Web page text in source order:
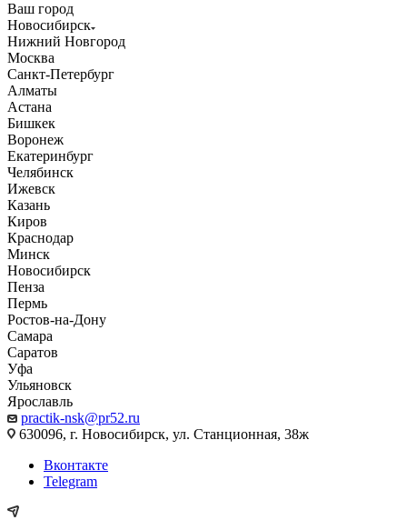
Ваш город
Новосибирск
Нижний Новгород
Москва
Санкт-Петербург
Алматы
Астана
Бишкек
Воронеж
Екатеринбург
Челябинск
Ижевск
Казань
Киров
Краснодар
Минск
Новосибирск
Пенза
Пермь
Ростов-на-Дону
Самара
Саратов
Уфа
Ульяновск
Ярославль
practik-nsk@pr52.ru
630096, г. Новосибирск, ул. Станционная, 38ж
Вконтакте
Telegram